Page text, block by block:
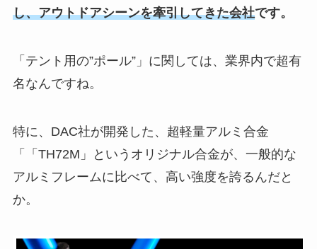
し、アウトドアシーンを牽引してきた会社です。
「テント用の”ポール”」に関しては、業界内で超有
名なんですね。
特に、DAC社が開発した、超軽量アルミ合金
「「TH72M」というオリジナル合金が、一般的な
アルミフレームに比べて、高い強度を誇るんだと
か。